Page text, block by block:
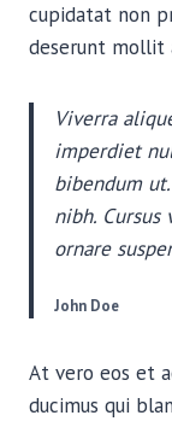
cupidatat non
deserunt mollit
Viverra
imperdiet
bibendum
nibh. Cursus
ornare
John Doe
At vero eos et
ducimus qui